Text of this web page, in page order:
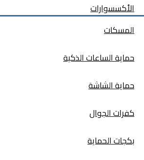
الأكسسوارات
المسكات
حماية الساعات الذكية
حماية الشاشة
كفرات الجوال
بكجات الحماية